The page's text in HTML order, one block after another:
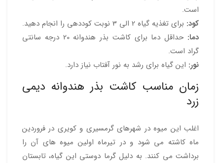
است.
کود: برای تغذیه گیاه 2 الی 3 نوبت کوددهی را انجام دهید.
دما:
حداقل دما برای کاشت بذر هندوانه 20 درجه سانتی
گراد است.
نور: این گیاه برای رشد به نور آفتاب نیاز دارد.
زمان مناسب کاشت بذر هندوانه دیمی
زرد
اغلب این میوه در شهرهای گرمسیری و کویری در فروردین
ماه کاشته می شود و در تیرماه اولین میوه های آن را
برداشت می کنند. به دلیل گرما دوستی این گیاه، تابستان